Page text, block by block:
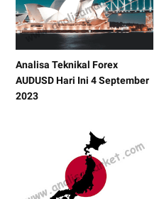
Analisa Teknikal Forex
AUDUSD Hari Ini 4 September
2023